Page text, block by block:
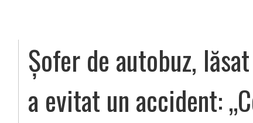
Șofer de autobuz,
a evitat un accident: